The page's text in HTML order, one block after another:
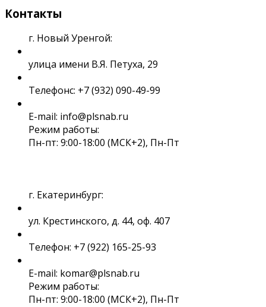
Контакты
г. Новый Уренгой:
улица имени В.Я. Петуха, 29
Телефонс: +7 (932) 090-49-99
E-mail: info@plsnab.ru
Режим работы:
Пн-пт: 9:00-18:00 (МСК+2), Пн-Пт
г. Екатеринбург:
ул. Крестинского, д. 44, оф. 407
Телефон: +7 (922) 165-25-93
E-mail: komar@plsnab.ru
Режим работы:
Пн-пт: 9:00-18:00 (МСК+2), Пн-Пт